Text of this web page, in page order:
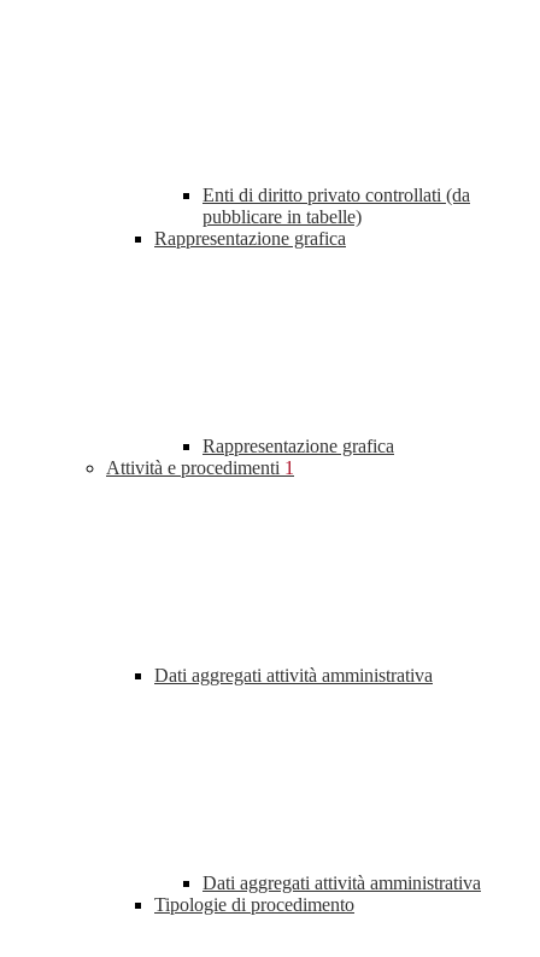
Enti di diritto privato controllati (da
pubblicare in tabelle)
Rappresentazione grafica
Rappresentazione grafica
Attività e procedimenti 1
Dati aggregati attività amministrativa
Dati aggregati attività amministrativa
Tipologie di procedimento